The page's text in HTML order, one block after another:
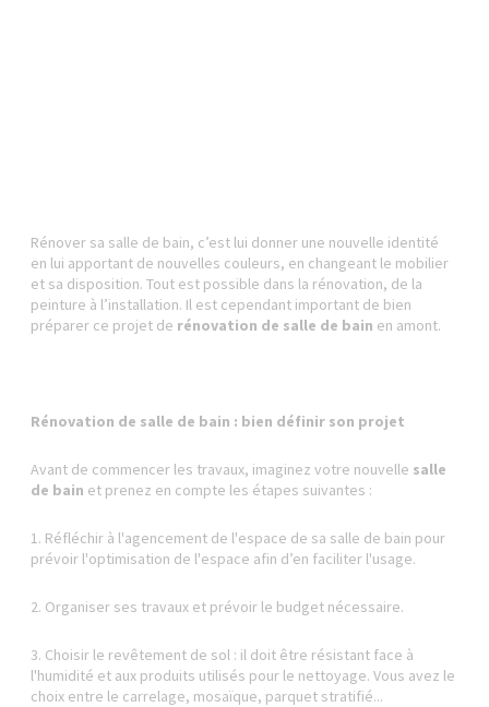
Rénover sa salle de bain, c’est lui donner une nouvelle identité
en lui apportant de nouvelles couleurs, en changeant le mobilier
et sa disposition. Tout est possible dans la rénovation, de la
peinture à l’installation. Il est cependant important de bien
préparer ce projet de rénovation de salle de bain en amont.
Rénovation de salle de bain : bien définir son projet
Avant de commencer les travaux, imaginez votre nouvelle salle
de bain et prenez en compte les étapes suivantes :
1. Réfléchir à l'agencement de l'espace de sa salle de bain pour
prévoir l'optimisation de l'espace afin d’en faciliter l'usage.
2. Organiser ses travaux et prévoir le budget nécessaire.
3. Choisir le revêtement de sol : il doit être résistant face à
l'humidité et aux produits utilisés pour le nettoyage. Vous avez le
choix entre le carrelage, mosaïque, parquet stratifié...